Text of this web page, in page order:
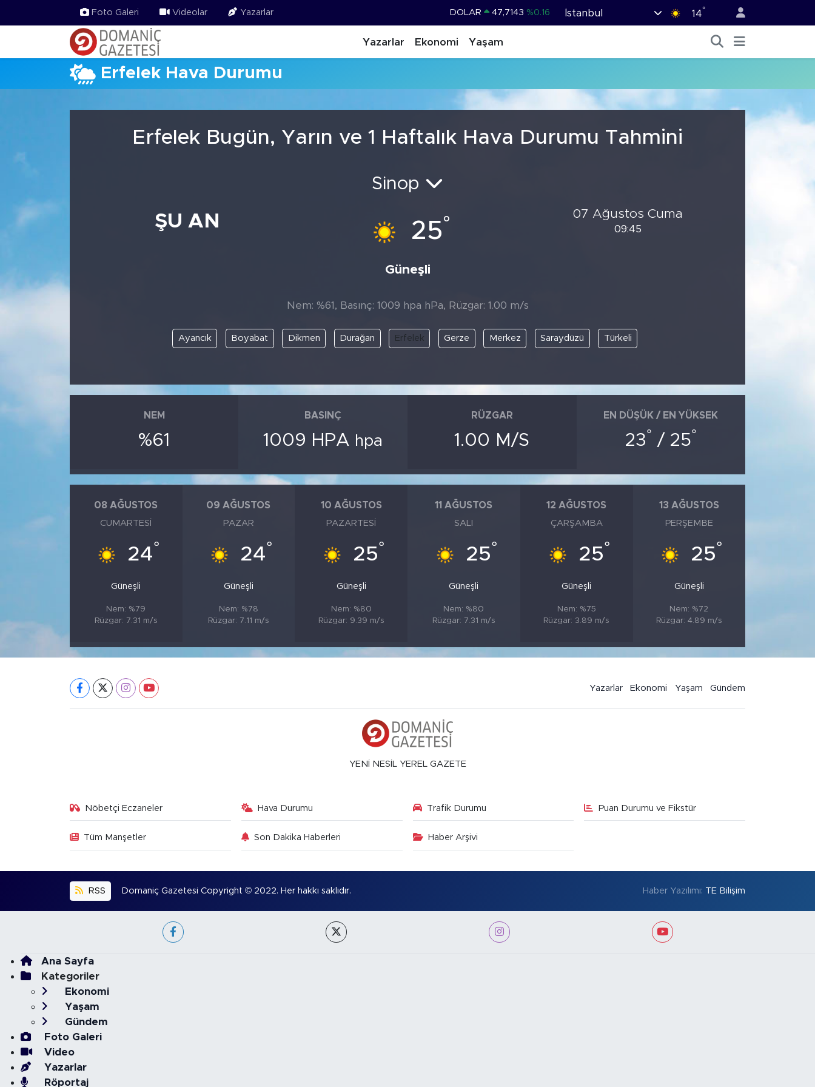
Foto Galeri Videolar Yazarlar DOLAR 47,7143 %0.16
STERLİN 64,2463 %0.07
BİST100 13.799
İstanbul 14°
Yazarlar Ekonomi Yaşam
Erfelek Hava Durumu
Erfelek Bugün, Yarın ve 1 Haftalık Hava Durumu Tahmini
ŞU AN
Sinop
25°
Güneşli
07 Ağustos Cuma
09:45
Nem: %61, Basınç: 1009 hpa hPa, Rüzgar: 1.00 m/s
Ayancık Boyabat Dikmen Durağan Erfelek Gerze Merkez Saraydüzü Türkeli
NEM
%61
BASINÇ
1009 HPA hpa
RÜZGAR
1.00 M/S
EN DÜŞÜK / EN YÜKSEK
23° / 25°
08 AĞUSTOS
CUMARTESI
24°
Güneşli
Nem: %79
Rüzgar: 7.31 m/s
09 AĞUSTOS
PAZAR
24°
Güneşli
Nem: %78
Rüzgar: 7.11 m/s
10 AĞUSTOS
PAZARTESI
25°
Güneşli
Nem: %80
Rüzgar: 9.39 m/s
11 AĞUSTOS
SALI
25°
Güneşli
Nem: %80
Rüzgar: 7.31 m/s
12 AĞUSTOS
ÇARŞAMBA
25°
Güneşli
Nem: %75
Rüzgar: 3.89 m/s
13 AĞUSTOS
PERŞEMBE
25°
Güneşli
Nem: %72
Rüzgar: 4.89 m/s
Yazarlar Ekonomi Yaşam Gündem
YENİ NESİL YEREL GAZETE
Nöbetçi Eczaneler Hava Durumu Trafik Durumu Puan Durumu ve Fikstür
Tüm Manşetler Son Dakika Haberleri Haber Arşivi
RSS Domaniç Gazetesi Copyright © 2022. Her hakkı saklıdır. Haber Yazılımı: TE Bilişim
Ana Sayfa
Kategoriler
Ekonomi
Yaşam
Gündem
Foto Galeri
Video
Yazarlar
Röportaj